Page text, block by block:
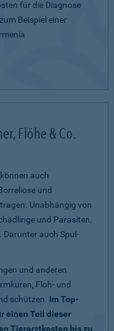
für die Diagnose
Beispiel einer
Flöhe & Co.
auch
und
Unabhängig von
und Parasiten,
Darunter auch Spul-
und anderen
Floh- und
schützen. Im Top-
einen Teil dieser
Tierarztkosten bis zu